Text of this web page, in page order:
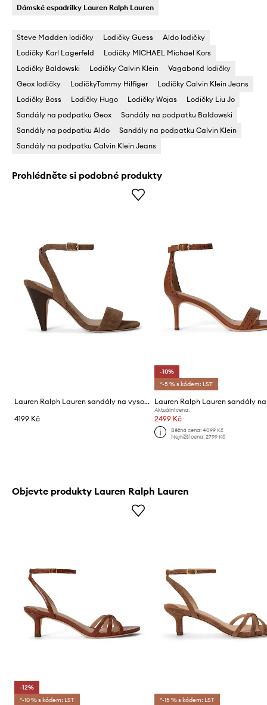
Dámské espadrilky Lauren Ralph Lauren
Steve Madden lodičky Lodičky Guess
Aldo lodičky
Lodičky Karl Lagerfeld
Lodičky MICHAEL Michael Kors
Lodičky Baldowski
Lodičky Calvin Klein
Vagabond lodičky
Geox lodičky
LodičkyTommy Hilfiger
Lodičky Calvin Klein Jeans
Lodičky Boss
Lodičky Hugo Lodičky Wojas
Lodičky Liu Jo
Sandály na podpatku Geox
Sandály na podpatku Baldowski
Sandály na podpatku Aldo
Sandály na podpatku Calvin Klein
Sandály na podpatku Calvin Klein Jeans
Prohlédněte si podobné produkty
Lauren Ralph Lauren sandály na vysokém podpatku kožené Gracy
4199 Kč
-10%
*-5 % s kódem: LST
Aktuální cena:
2499 Kč
Běžná cena: 4099 Kč
Nejnižší cena: 2799 Kč
Objevte produkty Lauren Ralph Lauren
-12%
*-10 % s kódem: LST
*-15 % s kódem: LST